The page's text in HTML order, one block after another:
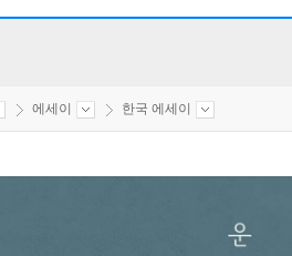
에세이 한국 에세이